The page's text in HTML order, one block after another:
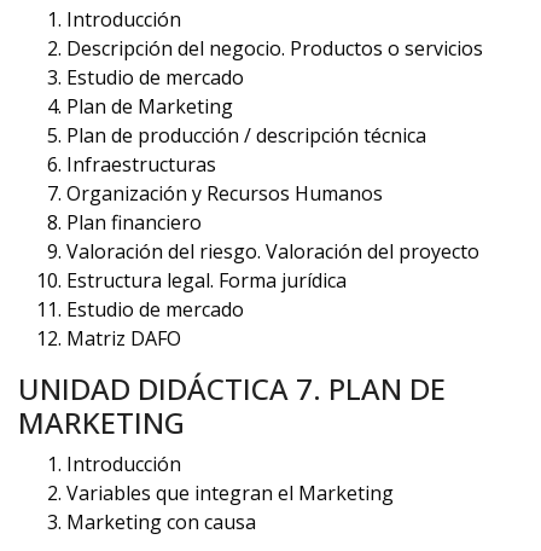
Introducción
Descripción del negocio. Productos o servicios
Estudio de mercado
Plan de Marketing
Plan de producción / descripción técnica
Infraestructuras
Organización y Recursos Humanos
Plan financiero
Valoración del riesgo. Valoración del proyecto
Estructura legal. Forma jurídica
Estudio de mercado
Matriz DAFO
UNIDAD DIDÁCTICA 7. PLAN DE
MARKETING
Introducción
Variables que integran el Marketing
Marketing con causa